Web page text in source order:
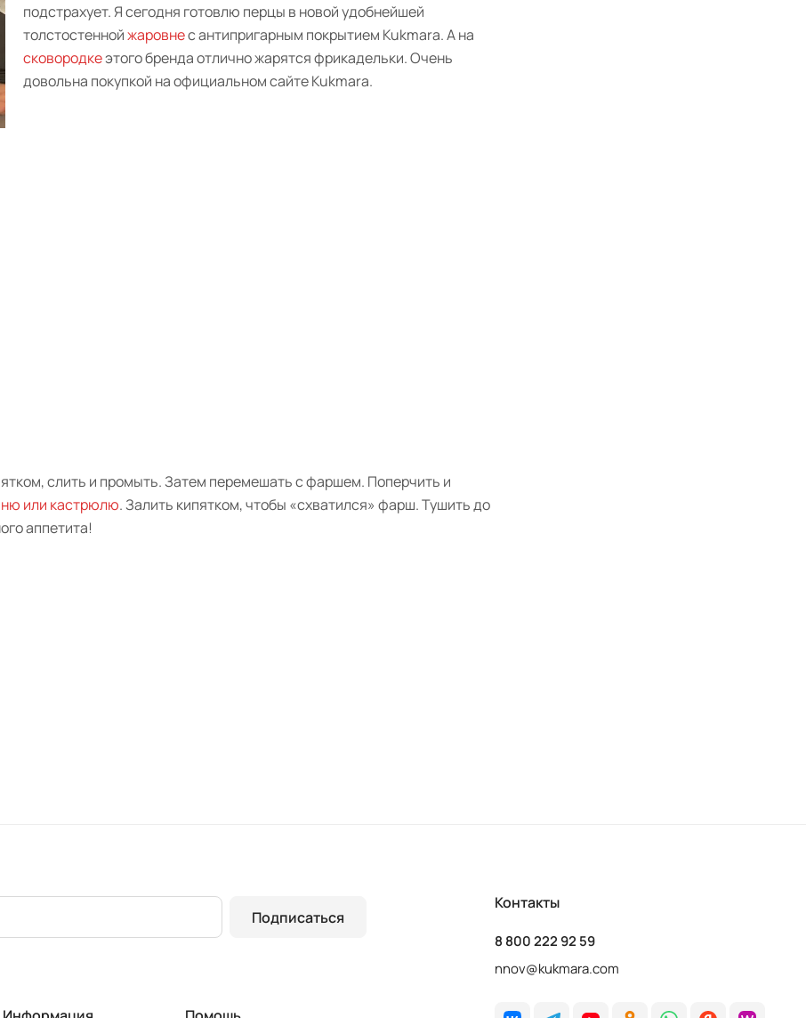
подстрахует. Я сегодня готовлю перцы в новой удобнейшей
толстостеннойжаровнес антипригарным покрытием Kukmara. А на
сковородкеэтого бренда отлично жарятся фрикадельки. Очень
довольна покупкой на официальном сайте Kukmara.
слить и промыть. Затем перемешать с фаршем. Поперчить и
или кастрюлю. Залить кипятком, чтобы «схватился» фарш. Тушить до
аппетита!
Подписаться
Контакты
8 800 222 92 59
nnov@kukmara.com